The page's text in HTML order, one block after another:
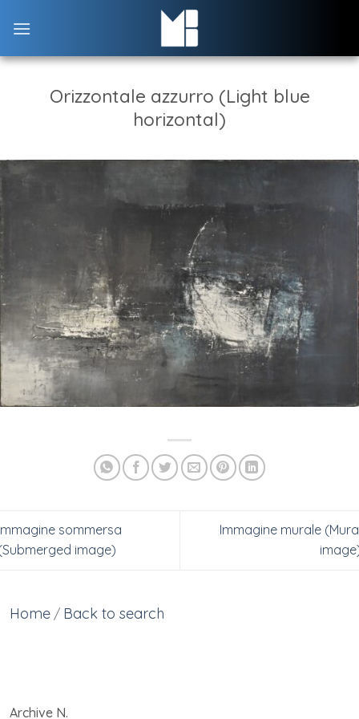
Orizzontale azzurro (Light blue
horizontal)
sommersa
image)
Immagine murale
Home / Back to search
Archive N.